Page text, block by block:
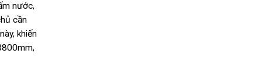
nước,
cần
khiến